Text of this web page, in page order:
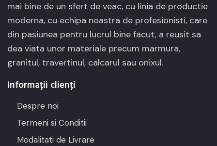
mai bine de un sfert de veac, cu linia de productie
moderna, cu echipa noastra de profesionisti, care
din pasiunea pentru lucrul bine facut, a reusit sa
dea viata unor materiale precum marmura,
granitul, travertinul, calcarul sau onixul.
Informații clienți
Despre noi
Termeni si Conditii
Modalitati de Livrare